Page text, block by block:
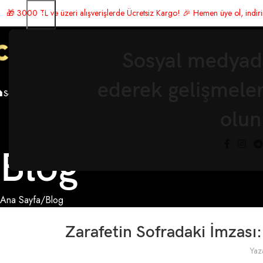
Ücretsiz Kargo! 🎉 Hemen üye ol, indirimden yararlan 🛍️
Sofra Takımı
Blog
Ana Sayfa Blog
Zarafetin Sofradaki